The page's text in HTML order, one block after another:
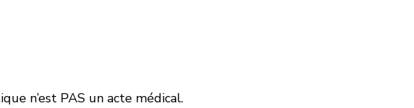
n’est PAS un acte médical.